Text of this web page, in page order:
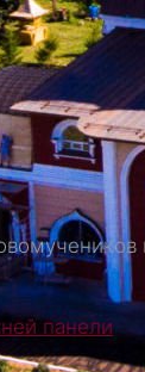
ХРАМА
ХРАМА
панели